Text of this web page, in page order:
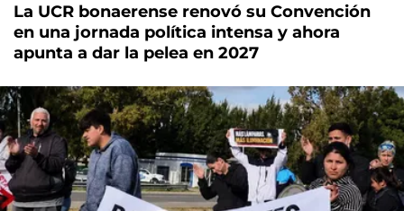
La UCR bonaerense renovó su Convención
en una jornada política intensa y ahora
apunta a dar la pelea en 2027